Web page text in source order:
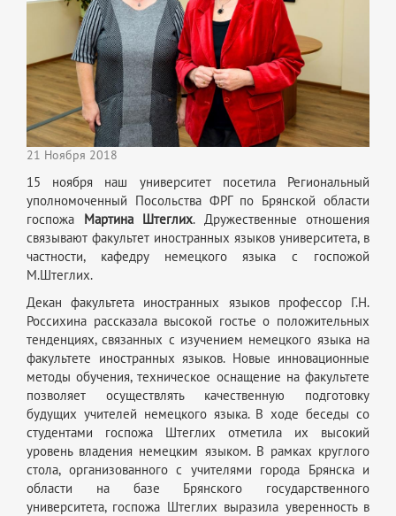
21 Ноября 2018
15 ноября наш университет посетила Региональный
уполномоченный Посольства ФРГ по Брянской области
госпожа Мартина Штеглих. Дружественные отношения
связывают факультет иностранных языков университета, в
частности, кафедру немецкого языка с госпожой
М.Штеглих.
Декан факультета иностранных языков профессор Г.Н.
Россихина рассказала высокой гостье о положительных
тенденциях, связанных с изучением немецкого языка на
факультете иностранных языков. Новые инновационные
методы обучения, техническое оснащение на факультете
позволяет осуществлять качественную подготовку
будущих учителей немецкого языка. В ходе беседы со
студентами госпожа Штеглих отметила их высокий
уровень владения немецким языком. В рамках круглого
стола, организованного с учителями города Брянска и
области на базе Брянского государственного
университета, госпожа Штеглих выразила уверенность в